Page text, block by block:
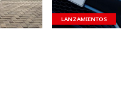
LANZAMIENTOS